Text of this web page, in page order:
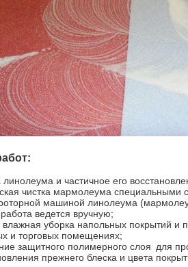
линолеума и частичное его
чистка мармолеума специальными
машиной линолеума
ведется вручную;
влажная уборка напольных покрытий и
и торговых помещениях;
защитного полимерного слоя для
прежнего блеска и цвета